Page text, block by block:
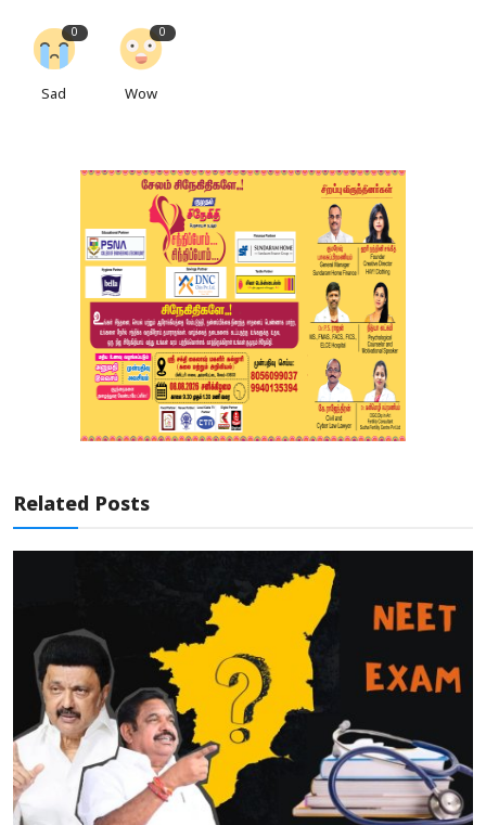
0
Sad
0
Wow
Related Posts